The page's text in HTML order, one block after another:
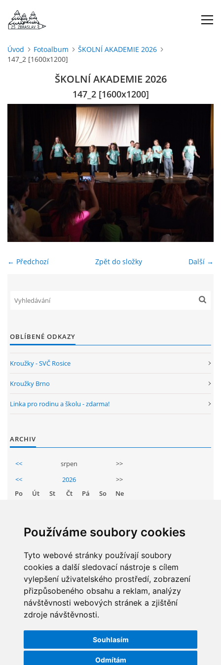
Používáme soubory cookies
Tyto webové stránky používají soubory
cookies a další sledovací nástroje s cílem
vylepšení uživatelského prostředí, zobrazení
přizpůsobeného obsahu a reklam, analýzy
návštěvnosti webových stránek a zjištění
zdroje návštěvnosti.
Souhlasím
Odmítám
ÚVOD
DOKUMENTY
ŠKOLSKÁ RADA
PROJEKTY
ENVIRONMENTÁLNÍ VÝCHOVA
ŠKOLNÍ DRUŽINA
ŠKOLNÍ JÍDELNA
ARCHIV
PŘEDŠKOLÁCI
ŠKOLNÍ PORADENSKÉ PRACOVIŠTĚ
NEPOTŘEBNÝ MAJETEK
NAUČNÁ STEZKA ZBRASLAV
Úvod Fotoalbum
ŠKOLNÍ AKADEMIE 2026
147_2 [1600x1200]
ŠKOLNÍ AKADEMIE 2026
147_2 [1600x1200]
← Předchozí Další →
Zpět do složky
OBLÍBENÉ ODKAZY
Kroužky - SVČ Rosice
Kroužky Brno
Linka pro rodinu a školu - zdarma!
ARCHIV
<< srpen
>>
<<
2026
>>
Po
Út St Čt Pá So
Ne
11 12 13 14 15
16
18 19 20 21 22
23
25 26 27 28 29
30
STATISTIKY